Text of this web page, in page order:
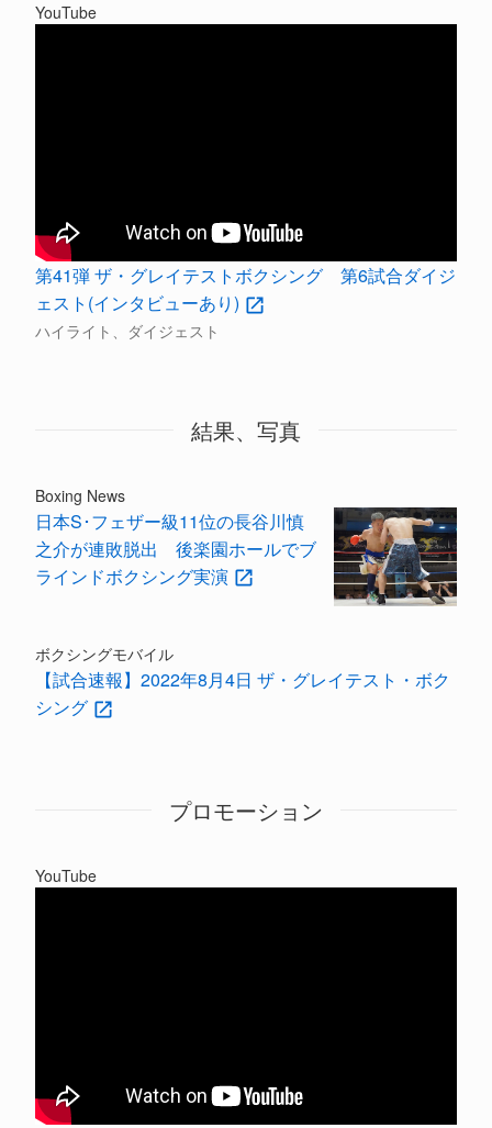
YouTube
第41弾 ザ・グレイテストボクシング 第6試合ダイジ
ェスト(インタビューあり)
ハイライト、ダイジェスト
結果、写真
Boxing News
日本S･フェザー級11位の長谷川慎
之介が連敗脱出 後楽園ホールでブ
ラインドボクシング実演
ボクシングモバイル
【試合速報】2022年8月4日 ザ・グレイテスト・ボク
シング
プロモーション
YouTube